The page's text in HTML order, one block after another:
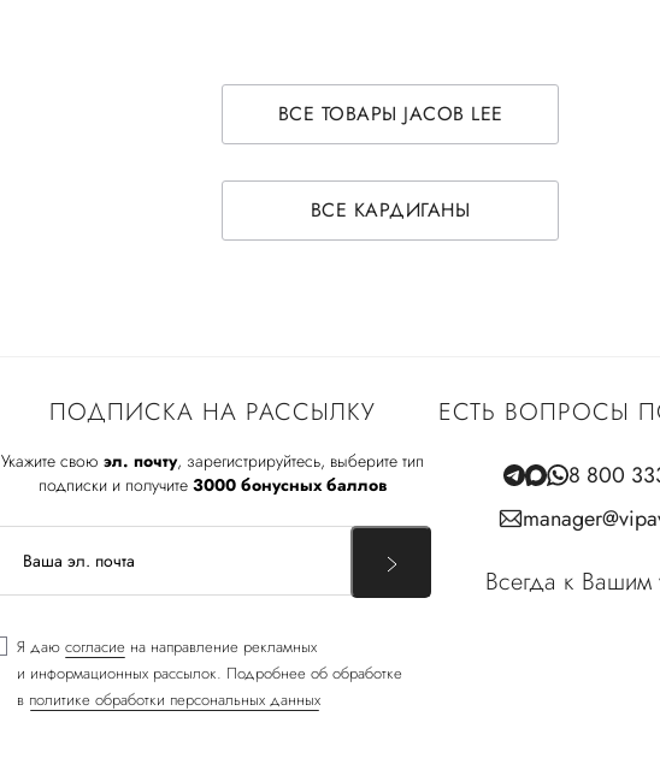
ВСЕ ТОВАРЫ JACOB LEE
ВСЕ КАРДИГАНЫ
ПОДПИСКА НА РАССЫЛКУ
Укажите свою эл. почту, зарегистрируйтесь, выберите тип
подписки и получите 3000 бонусных баллов
Я даю согласие на направление рекламных
и информационных рассылок. Подробнее об обработке
в политике обработки персональных данных
ЕСТЬ ВОПРОСЫ
8 800
Всегда к Вашим